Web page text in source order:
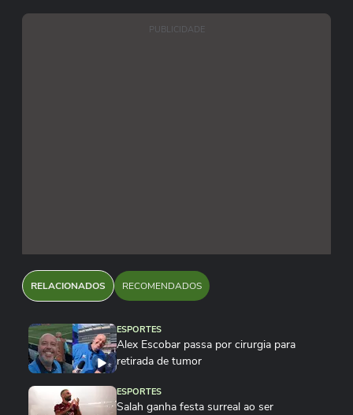
PUBLICIDADE
RELACIONADOS RECOMENDADOS
ESPORTES
Alex Escobar passa por cirurgia para
retirada de tumor
ESPORTES
Salah ganha festa surreal ao ser